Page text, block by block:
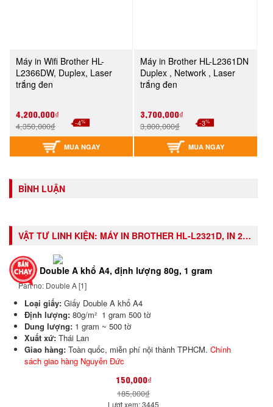
Máy in Wifi Brother HL-
L2366DW, Duplex, Laser
trắng đen
4,200,000₫
4,350,000₫ -4%
MUA NGAY
Máy in Brother HL-L2361DN
Duplex , Network , Laser
trắng đen
3,700,000₫
3,800,000₫ -3%
MUA NGAY
BÌNH LUẬN
VẬT TƯ LINH KIỆN: MÁY IN BROTHER HL-L2321D, IN 2 MẶT TỰ ĐỘNG, LASER TRẮNG ĐEN
Giấy Double A khổ A4, định lượng 80g, 1 gram
Part no: Double A [1]
Loại giấy: Giấy Double A khổ A4
Định lượng: 80g/m² 1 gram 500 tờ
Dung lượng: 1 gram ~ 500 tờ
Xuất xứ: Thái Lan
Giao hàng: Toàn quốc, miễn phí nội thành TPHCM. Chính
sách giao hàng Nguyễn Đức
150,000₫
185,000₫
Lượt xem: 3445